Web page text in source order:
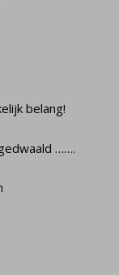
belang!
…….